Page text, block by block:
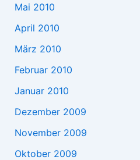
Mai 2010
April 2010
März 2010
Februar 2010
Januar 2010
Dezember 2009
November 2009
Oktober 2009